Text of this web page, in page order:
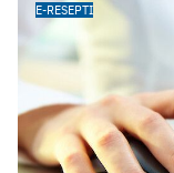
E-RESEPTI